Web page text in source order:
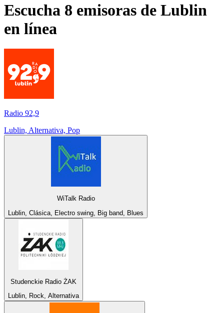
Escucha 8 emisoras de Lublin
en línea
Radio 92,9
Lublin, Alternativa, Pop
WiTalk Radio
Lublin, Clásica, Electro swing, Big band, Blues
Studenckie Radio ŻAK
Lublin, Rock, Alternativa